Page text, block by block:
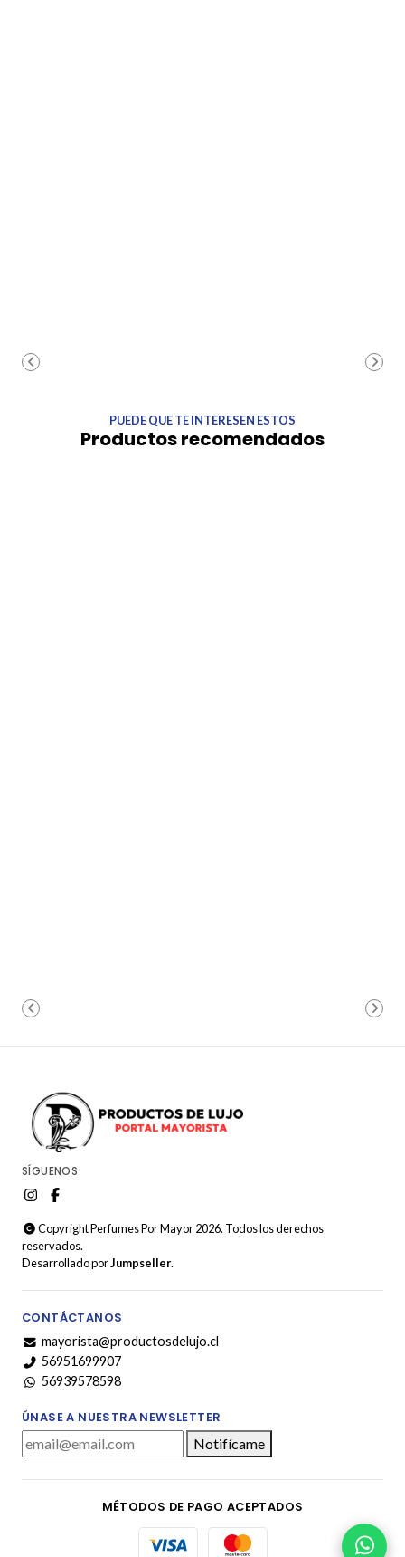
PUEDE QUE TE INTERESEN ESTOS
Productos recomendados
SÍGUENOS
Copyright Perfumes Por Mayor 2026. Todos los derechos
reservados.
Desarrollado porJumpseller.
CONTÁCTANOS
mayorista@productosdelujo.cl
56951699907
56939578598
ÚNASE A NUESTRA NEWSLETTER
Notifícame
MÉTODOS DE PAGO ACEPTADOS